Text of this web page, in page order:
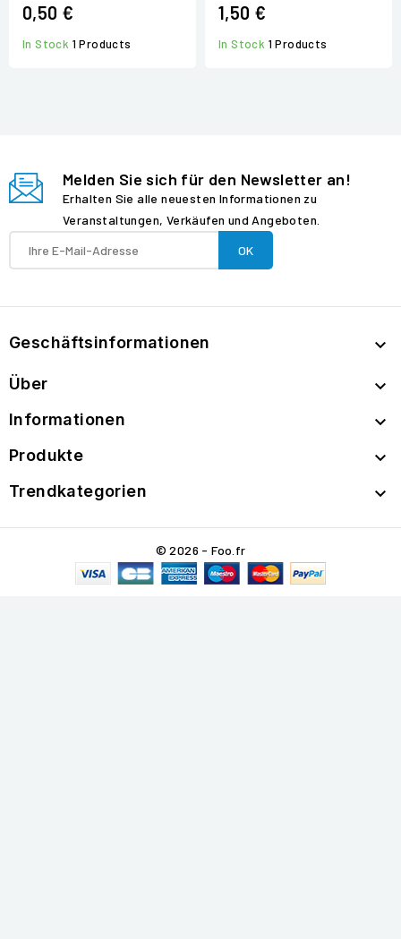
0,50 €
In Stock 1 Products
1,50 €
In Stock 1 Products
Melden Sie sich für den Newsletter an!
Erhalten Sie alle neuesten Informationen zu
Veranstaltungen, Verkäufen und Angeboten.
Geschäftsinformationen 
Über 
Informationen 
Produkte 
Trendkategorien 
© 2026 - Foo.fr